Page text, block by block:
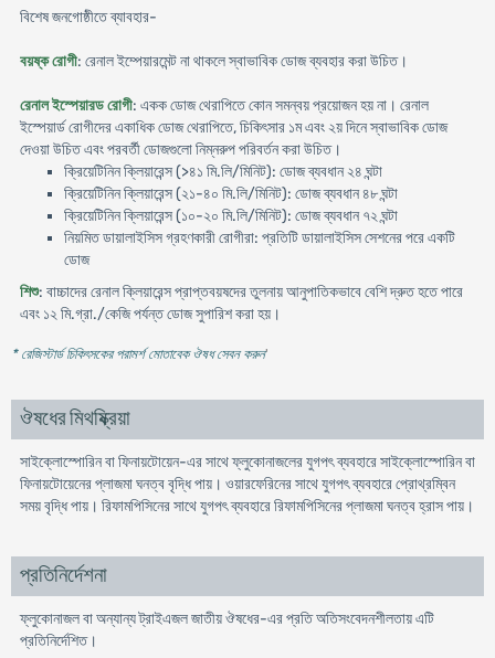
বিশেষ জনগোষ্ঠীতে ব্যাবহার-
বয়ষ্ক রোগী: রেনাল ইম্পেয়ারমেন্ট না থাকলে স্বাভাবিক ডোজ ব্যবহার করা উচিত।
রেনাল ইস্পেয়ারড রোগী: একক ডোজ থেরাপিতে কোন সমন্বয় প্রয়োজন হয় না। রেনাল
ইস্পেয়ার্ড রোগীদের একাধিক ডোজ থেরাপিতে, চিকিৎসার ১ম এবং ২য় দিনে স্বাভাবিক ডোজ
দেওয়া উচিত এবং পরবর্তী ডোজগুলো নিম্নরুপ পরিবর্তন করা উচিত।
ক্রিয়েটিনিন ক্লিয়ারেন্স (>৪১ মি.লি/মিনিট): ডোজ ব্যবধান ২৪ ঘন্টা
ক্রিয়েটিনিন ক্লিয়ারেন্স (২১-৪০ মি.লি/মিনিট): ডোজ ব্যবধান ৪৮ ঘন্টা
ক্রিয়েটিনিন ক্লিয়ারেন্স (১০-২০ মি.লি/মিনিট): ডোজ ব্যবধান ৭২ ঘন্টা
নিয়মিত ডায়ালাইসিস গ্রহণকারী রোগীরা: প্রতিটি ডায়ালাইসিস সেশনের পরে একটি
ডোজ
শিশু: বাচ্চাদের রেনাল ক্লিয়ারেন্স প্রাপ্তবয়ষদের তুলনায় আনুপাতিকভাবে বেশি দ্রুত হতে পারে
এবং ১২ মি.গ্রা./কেজি পর্যন্ত ডোজ সুপারিশ করা হয়।
* রেজিস্টার্ড চিকিৎসকের পরামর্শ মোতাবেক ঔষধ সেবন করুন'
ঔষধের মিথষ্ক্রিয়া
সাইক্লোস্পোরিন বা ফিনায়টোয়েন-এর সাথে ফ্লুকোনাজলের যুগপৎ ব্যবহারে সাইক্লোস্পোরিন বা
ফিনায়টোয়েনের প্লাজমা ঘনত্ব বৃদ্ধি পায়। ওয়ারফেরিনের সাথে যুগপৎ ব্যবহারে প্রোথ্রম্বিন
সময় বৃদ্ধি পায়। রিফামপিসিনের সাথে যুগপৎ ব্যবহারে রিফামপিসিনের প্লাজমা ঘনত্ব হ্রাস পায়।
প্রতিনির্দেশনা
ফ্লুকোনাজল বা অন্যান্য ট্রাইএজল জাতীয় ঔষধের-এর প্রতি অতিসংবেদনশীলতায় এটি
প্রতিনির্দেশিত।